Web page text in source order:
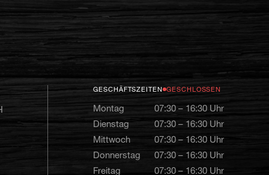
GESCHÄFTSZEITEN GESCHLOSSEN
Montag
07:30 – 16:30 Uhr
Dienstag
07:30 – 16:30 Uhr
Mittwoch
07:30 – 16:30 Uhr
Donnerstag
07:30 – 16:30 Uhr
Freitag
07:30 – 16:30 Uhr